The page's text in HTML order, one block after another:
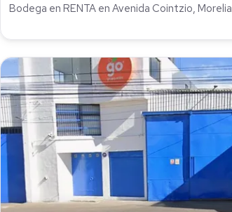
Bodega en RENTA en Avenida Cointzio, Morelia